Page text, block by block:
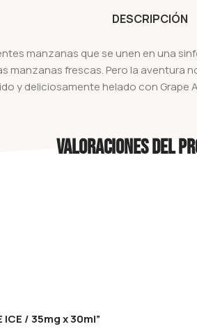
DESCRIPCIÓN
manzanas que se unen en una
manzanas frescas. Pero la
y deliciosamente helado con Grape
Valoraciones del
ICE / 35mg x 30ml”